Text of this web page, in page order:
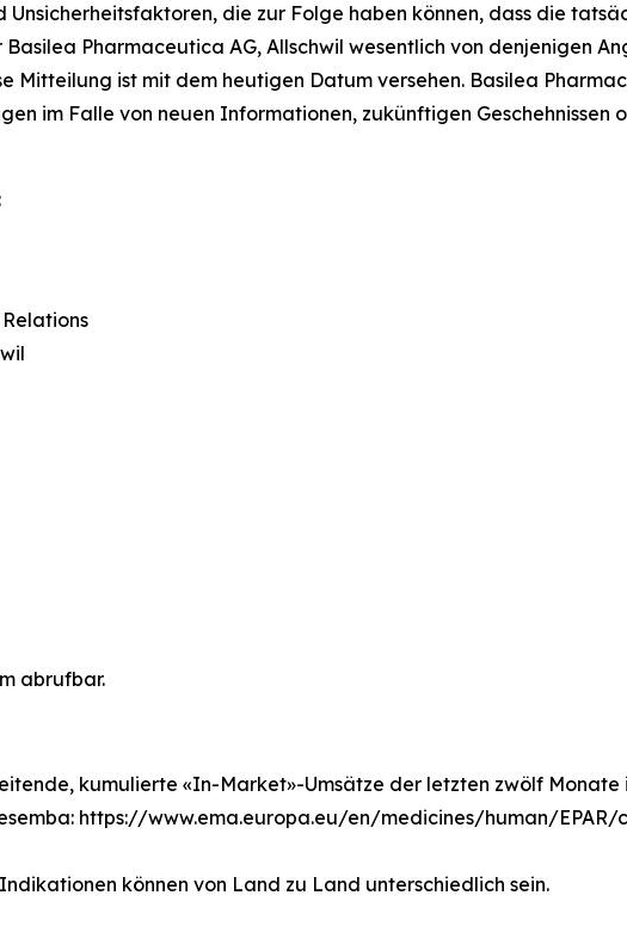
die zur Folge haben können, dass die
Pharmaceutica AG, Allschwil wesentlich von denjenigen
Mitteilung ist mit dem heutigen Datum versehen. Basilea
im Falle von neuen Informationen, zukünftigen Geschehnissen
abrufbar.
kumulierte «In-Market»-Umsätze der letzten zwölf Monate
https://www.ema.europa.eu/en/medicines/human/
können von Land zu Land unterschiedlich sein.